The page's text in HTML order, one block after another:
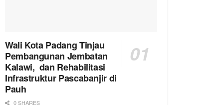
Wali Kota Padang Tinjau
Pembangunan Jembatan
Kalawi, dan Rehabilitasi
Infrastruktur Pascabanjir di
Pauh
0 SHARES